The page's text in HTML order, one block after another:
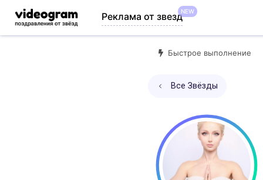
Реклама от звездNEW
Быстрое выполнение
Все Звёзды